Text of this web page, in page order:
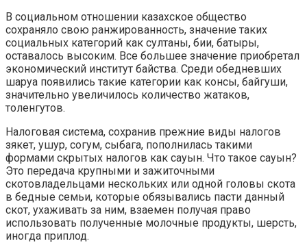
В социальном отношении казахское общество
сохраняло свою ранжированность, значение таких
социальных категорий как султаны, бии, батыры,
оставалось высоким. Все большее значение приобретал
экономический институт байства. Среди обедневших
шаруа появились такие категории как консы, байгуши,
значительно увеличилось количество жатаков,
толенгутов.
Налоговая система, сохранив прежние виды налогов
зякет, ушур, согум, сыбага, пополнилась такими
формами скрытых налогов как сауын. Что такое сауын?
Это передача крупными и зажиточными
скотовладельцами нескольких или одной головы скота
в бедные семьи, которые обязывались пасти данный
скот, ухаживать за ним, взаемен получая право
использовать полученные молочные продукты, шерсть,
иногда приплод.